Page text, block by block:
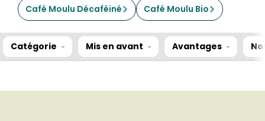
Café Moulu Décaféiné Café Moulu Bio
Catégorie Mis en avant Avantages